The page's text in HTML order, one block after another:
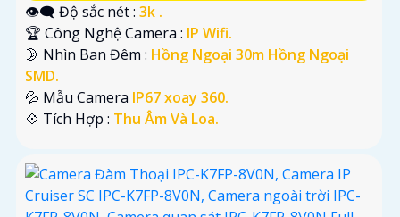
👁️‍🗨 Độ sắc nét : 3k .
🏆 Công Nghệ Camera : IP Wifi.
🌛 Nhìn Ban Đêm : Hồng Ngoại 30m Hồng Ngoại
SMD.
💦 Mẫu Camera IP67 xoay 360.
️💠 Tích Hợp : Thu Âm Và Loa.